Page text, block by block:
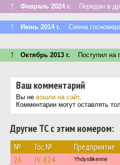
↑ Февраль 2024 г. Передан в
↑ Июнь 2014 г. Смена
↑ Октябрь 2013 г. Поступил на
Ваш комментарий
Вы не вошли на сайт.
Комментарии могут оставлять
Другие ТС с этим номером:
№ Гос.№ Предприятие
26 IV-824 Yhdysliikenne